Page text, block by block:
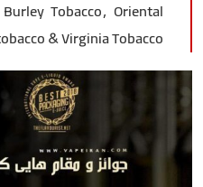
Tobacco, Oriental
& Virginia Tobacco